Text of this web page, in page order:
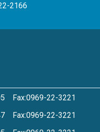
2166
Fax:0969-22-3221
Fax:0969-22-3221